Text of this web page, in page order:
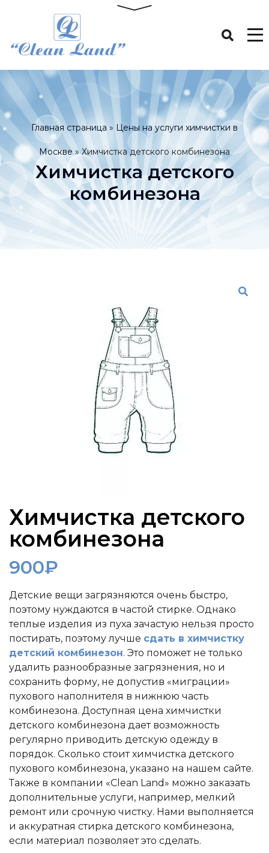
Главная страница » Цены на услуги химчистки в
Москве»Химчистка детского комбинезона
Химчистка детского
комбинезона
Химчистка детского
комбинезона
900₽
Детские вещи загрязняются очень быстро,
поэтому нуждаются в частой стирке. Однако
теплые изделия из пуха зачастую нельзя просто
постирать, поэтому лучше сдать в химчистку
детский комбинезон. Это поможет не только
удалить разнообразные загрязнения, но и
сохранить форму, не допустив «миграции»
пухового наполнителя в нижнюю часть
комбинезона. Доступная цена химчистки
детского комбинезона дает возможность
регулярно приводить детскую одежду в
порядок. Сколько стоит химчистка детского
пухового комбинезона, указано на нашем сайте.
Также в компании «Clean Land» можно заказать
дополнительные услуги, например, мелкий
ремонт или срочную чистку. Нами выполняется
и аккуратная стирка детского комбинезона,
если материал позволяет это сделать.